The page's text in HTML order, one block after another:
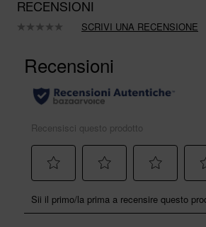
RECENSIONI
Nessuna
link
alla
pagina.
SCRIVI UNA RECENSIONE